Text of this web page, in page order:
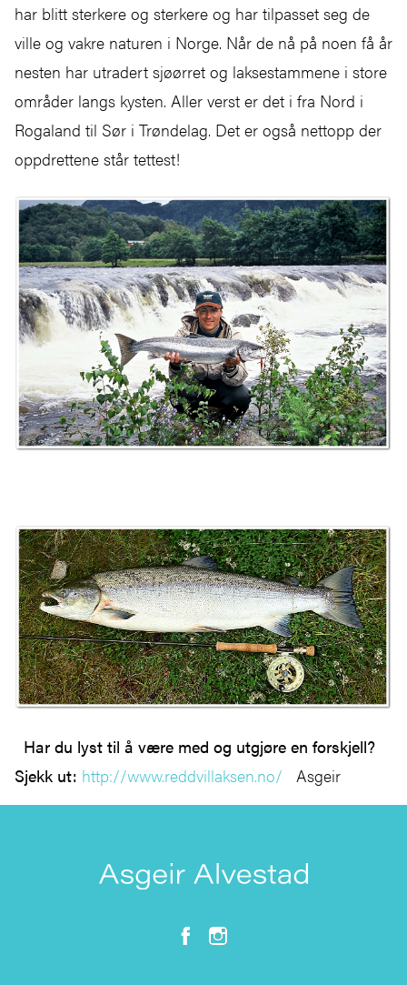
har blitt sterkere og sterkere og har tilpasset seg de
ville og vakre naturen i Norge. Når de nå på noen få år
nesten har utradert sjøørret og laksestammene i store
områder langs kysten. Aller verst er det i fra Nord i
Rogaland til Sør i Trøndelag. Det er også nettopp der
oppdrettene står tettest!
Har du lyst til å være med og utgjøre en forskjell?
Sjekk ut: http://www.reddvillaksen.no/ Asgeir